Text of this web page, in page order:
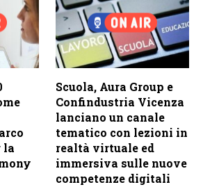
la
Scuola, Aura Group e
Confindustria Vicenza
lanciano un canale
tematico con lezioni in
realtà virtuale ed
immersiva sulle nuove
competenze digitali